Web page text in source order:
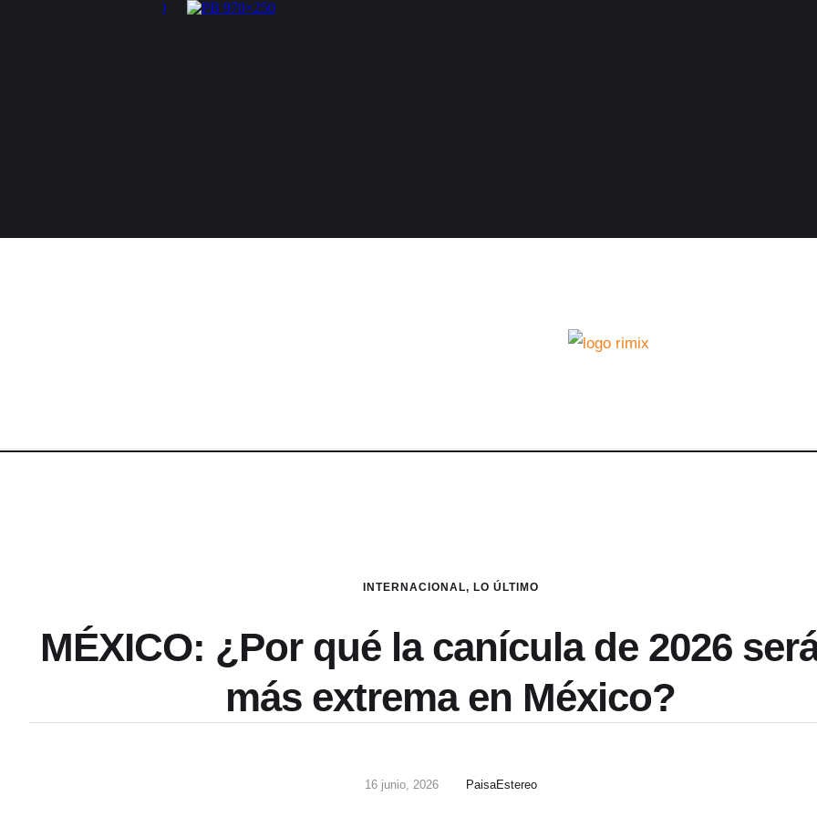
INTERNACIONAL, LO ÚLTIMO
MÉXICO: ¿Por qué la canícula de 2026
más extrema en México?
16 junio, 2026 PaisaEstereo